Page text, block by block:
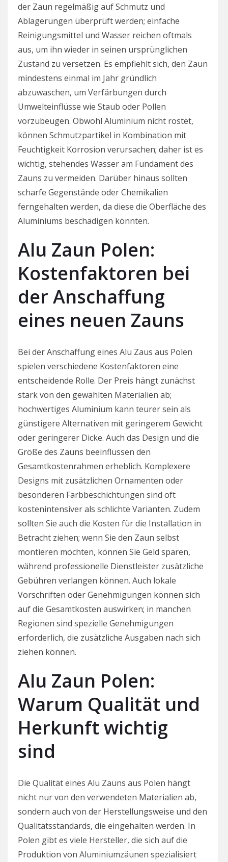
der Zaun regelmäßig auf Schmutz und
Ablagerungen überprüft werden; einfache
Reinigungsmittel und Wasser reichen oftmals
aus, um ihn wieder in seinen ursprünglichen
Zustand zu versetzen. Es empfiehlt sich, den Zaun
mindestens einmal im Jahr gründlich
abzuwaschen, um Verfärbungen durch
Umwelteinflüsse wie Staub oder Pollen
vorzubeugen. Obwohl Aluminium nicht rostet,
können Schmutzpartikel in Kombination mit
Feuchtigkeit Korrosion verursachen; daher ist es
wichtig, stehendes Wasser am Fundament des
Zauns zu vermeiden. Darüber hinaus sollten
scharfe Gegenstände oder Chemikalien
ferngehalten werden, da diese die Oberfläche des
Aluminiums beschädigen könnten.
Alu Zaun Polen:
Kostenfaktoren bei
der Anschaffung
eines neuen Zauns
Bei der Anschaffung eines Alu Zaus aus Polen
spielen verschiedene Kostenfaktoren eine
entscheidende Rolle. Der Preis hängt zunächst
stark von den gewählten Materialien ab;
hochwertiges Aluminium kann teurer sein als
günstigere Alternativen mit geringerem Gewicht
oder geringerer Dicke. Auch das Design und die
Größe des Zauns beeinflussen den
Gesamtkostenrahmen erheblich. Komplexere
Designs mit zusätzlichen Ornamenten oder
besonderen Farbbeschichtungen sind oft
kostenintensiver als schlichte Varianten. Zudem
sollten Sie auch die Kosten für die Installation in
Betracht ziehen; wenn Sie den Zaun selbst
montieren möchten, können Sie Geld sparen,
während professionelle Dienstleister zusätzliche
Gebühren verlangen können. Auch lokale
Vorschriften oder Genehmigungen können sich
auf die Gesamtkosten auswirken; in manchen
Regionen sind spezielle Genehmigungen
erforderlich, die zusätzliche Ausgaben nach sich
ziehen können.
Alu Zaun Polen:
Warum Qualität und
Herkunft wichtig
sind
Die Qualität eines Alu Zauns aus Polen hängt
nicht nur von den verwendeten Materialien ab,
sondern auch von der Herstellungsweise und den
Qualitätsstandards, die eingehalten werden. In
Polen gibt es viele Hersteller, die sich auf die
Produktion von Aluminiumzäunen spezialisiert